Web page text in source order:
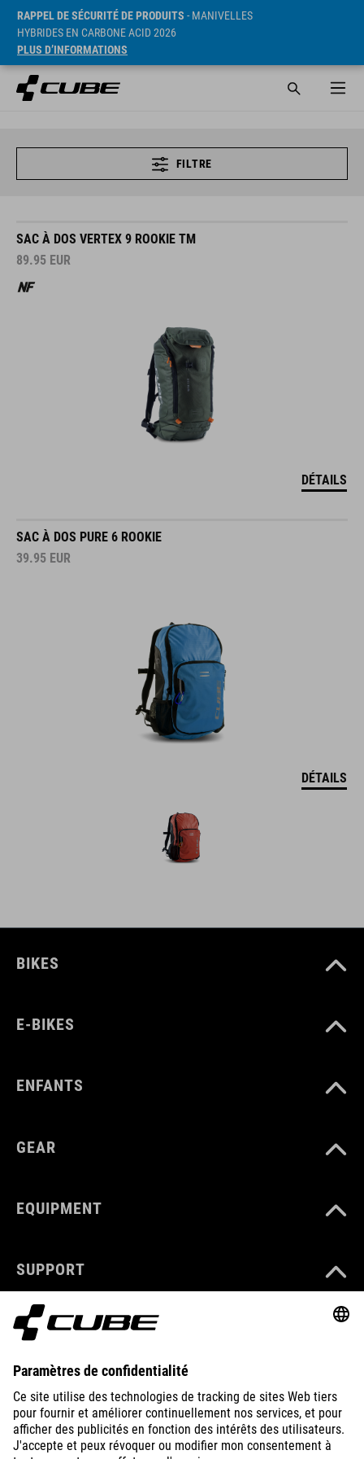
RAPPEL DE SÉCURITÉ DE PRODUITS - MANIVELLES
HYBRIDES EN CARBONE ACID 2026
PLUS D’INFORMATIONS
FILTRE
SAC À DOS VERTEX 9 ROOKIE TM
89.95 EUR
DÉTAILS
SAC À DOS PURE 6 ROOKIE
39.95 EUR
DÉTAILS
BIKES
E-BIKES
ENFANTS
GEAR
EQUIPMENT
SUPPORT
ABOUT US
EXPLORE